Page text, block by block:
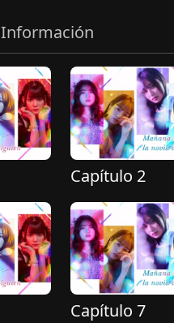
Información
Capítulo 2
Capítulo 7